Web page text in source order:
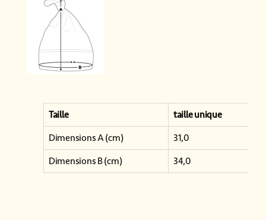
Taille
taille unique
Dimensions A (cm)
31,0
Dimensions B (cm)
34,0